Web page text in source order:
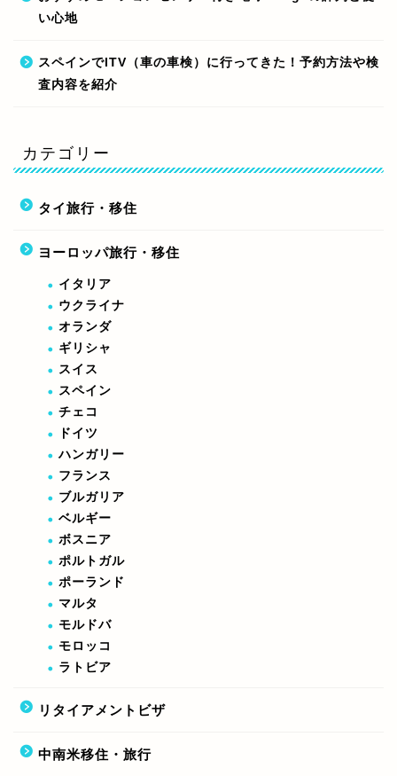
い心地
スペインでITV（車の車検）に行ってきた！予約方法や検
査内容を紹介
カテゴリー
タイ旅行・移住
ヨーロッパ旅行・移住
イタリア
ウクライナ
オランダ
ギリシャ
スイス
スペイン
チェコ
ドイツ
ハンガリー
フランス
ブルガリア
ベルギー
ボスニア
ポルトガル
ポーランド
マルタ
モルドバ
モロッコ
ラトビア
リタイアメントビザ
中南米移住・旅行